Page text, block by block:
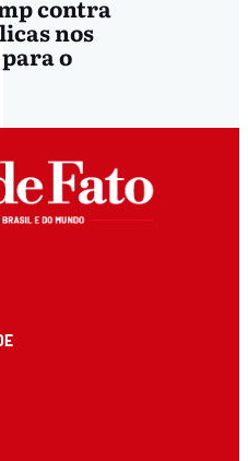
contra
nos
o